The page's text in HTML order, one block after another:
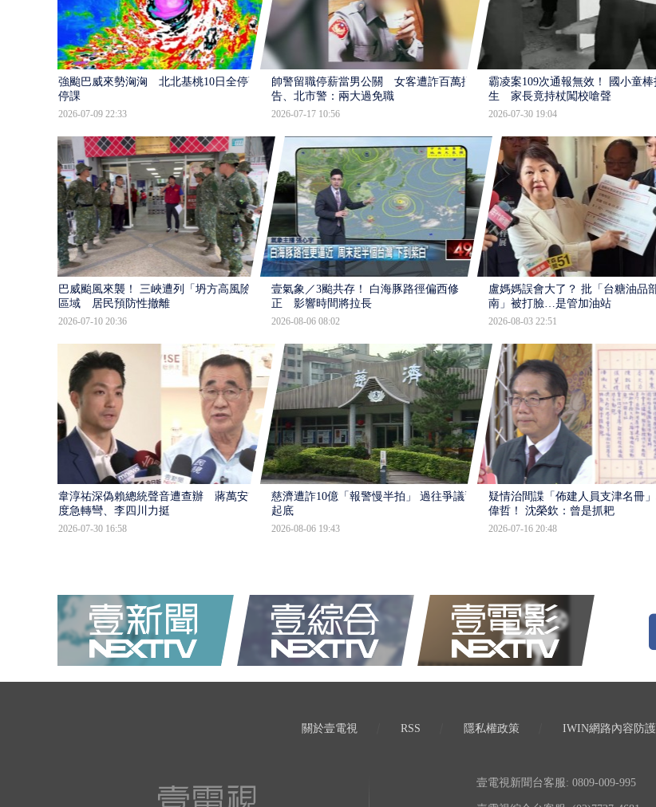
強颱巴威來勢洶洶 北北基桃10日全停班
停課
2026-07-09 22:33
帥警留職停薪當男公關 女客遭詐百萬提
告、北市警：兩大過免職
2026-07-17 10:56
霸凌案109次通報無效！ 國小童棒
生 家長竟持杖闖校嗆聲
2026-07-30 19:04
巴威颱風來襲！ 三峽遭列「坍方高風險」
區域 居民預防性撤離
2026-07-10 20:36
壹氣象／3颱共存！ 白海豚路徑偏西修
正 影響時間將拉長
2026-08-06 08:02
盧媽媽誤會大了？ 批「台糖油品
南」被打臉…是管加油站
2026-08-03 22:51
韋淳祐深偽賴總統聲音遭查辦 蔣萬安態
度急轉彎、李四川力挺
2026-07-30 16:58
慈濟遭詐10億「報警慢半拍」 過往爭議遭
起底
2026-08-06 19:43
疑情治間諜「佈建人員支津名冊
偉哲！ 沈榮欽：曾是抓耙
2026-07-16 20:48
關於壹電視 RSS 隱私權政策 IWIN網路內容防
壹電視新聞台客服: 0809-009-995